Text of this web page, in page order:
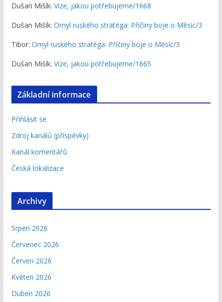
Dušan Mišík: Vize, jakou potřebujeme/1668
Dušan Mišík: Omyl ruského stratéga: Příčiny boje o Měsíc/3
Tibor: Omyl ruského stratéga: Příčiny boje o Měsíc/3
Dušan Mišík: Vize, jakou potřebujeme/1665
Základní informace
Přihlásit se
Zdroj kanálů (příspěvky)
Kanál komentářů
Česká lokalizace
Archivy
Srpen 2026
Červenec 2026
Červen 2026
Květen 2026
Duben 2026